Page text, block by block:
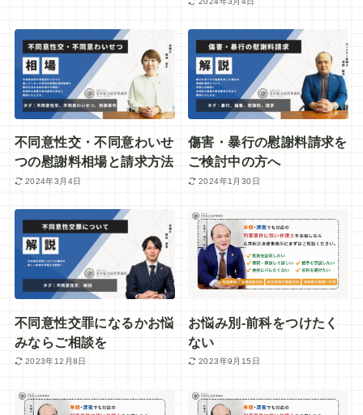
不同意性交・不同意わいせ
つの慰謝料相場と請求方法
2024年3月4日
傷害・暴行の慰謝料請求を
ご検討中の方へ
2024年1月30日
不同意性交罪になるかお悩
みならご相談を
2023年12月8日
お悩み別-前科をつけたく
ない
2023年9月15日